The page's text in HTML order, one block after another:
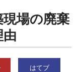
場の廃棄
由
はてブ